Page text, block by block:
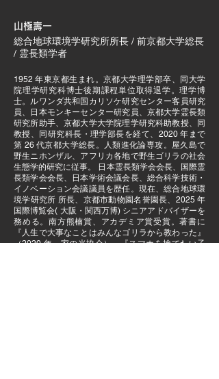
山極壽一
総合地球環境学研究所所長 / 前京都大学総長
/ 霊長類学者
1952 年東京都生まれ。京都大学理学部卒、同大学
院理学研究科博士後期課程単位取得退学。理学博
士。ルワンダ共和国カリソケ研究センター客員研究
員、日本モンキーセンター研究員、京都大学霊長類
研究所助手、京都大学大学院理学研究科助教授、同
教授、同研究科長・理学部長を経て、2020 年まで
第 26 代京都大学総長。人類進化論専攻。屋久島で
野生ニホンザル、アフリカ各地で野生ゴリラの社会
生態学的研究に従事。 日本霊長類学会会長、国際霊
長類学会会長、日本学術会議会長、総合科学技術・
イノベーション会議議員を歴任。現在、総合地球環
境学研究所 所長、京都市動物園名誉園長、2025 年
国際博覧会( 大阪・関西万博) シニアアドバイザーを
務める。南方熊楠賞、アカデミア賞受賞。著書に
『人生で大事なことはみんなゴリラから教わった』
（2020 年、家の光協会）、『スマホを捨てたい子